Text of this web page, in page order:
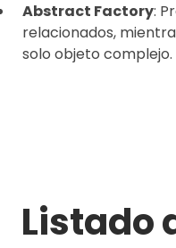
Abstract Factory:
relacionados,
solo objeto complejo.
Listado